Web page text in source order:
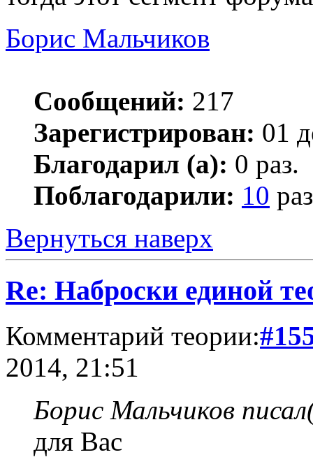
Борис Мальчиков
Сообщений: 217
Зарегистрирован: 01
Благодарил (а): 0 раз.
Поблагодарили: 10
Вернуться наверх
Re: Наброски единой
Комментарий теории:
2014, 21:51
Борис Мальчиков
для Вас